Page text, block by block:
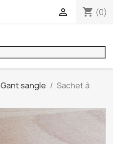
shopping_cart (0)

Gant sangle
Sachet à